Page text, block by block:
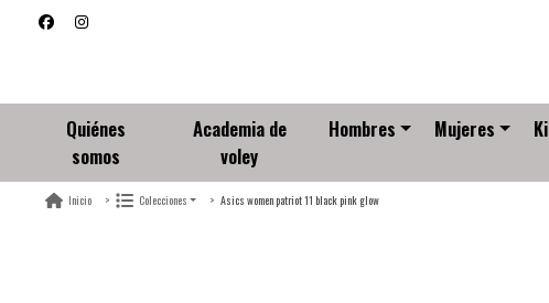
Quiénes
somos
Academia de
voley
Hombres Mujeres
Inicio Colecciones Asics women patriot 11 black pink glow